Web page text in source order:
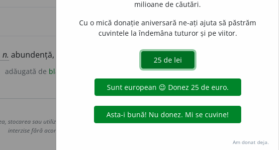
n. abundență, belșug, cantitate mare.
adăugată de blaurb.
Copyright © 2004-2026 dexonline (https://dexonline.ro)
stocarea sau utilizarea datelor de pe acest site, inclusiv prin orice metode de extragere automată
interzise fără acordul nostru prealabil scris, cu excepția seturilor de date oferite oficial spre utilizare
Hosterion
milioane de căutări.
Cu o mică donație aniversară ne-ați ajuta să păstrăm
cuvintele la îndemâna tuturor și pe viitor.
Am donat deja.